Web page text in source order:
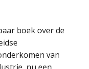
boek over de
van
nu een